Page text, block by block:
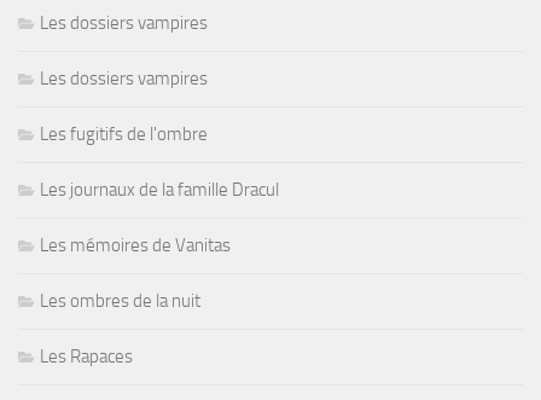
Les dossiers vampires
Les dossiers vampires
Les fugitifs de l'ombre
Les journaux de la famille Dracul
Les mémoires de Vanitas
Les ombres de la nuit
Les Rapaces